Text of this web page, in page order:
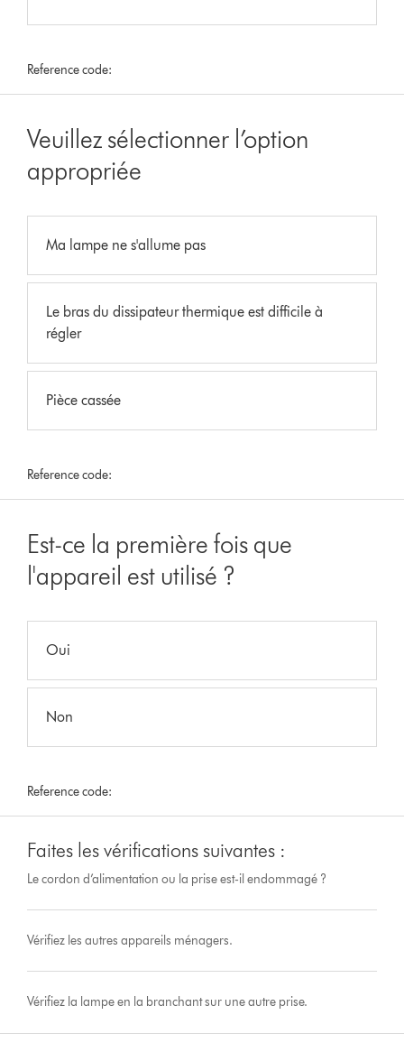
Reference code:
Veuillez sélectionner l’option
appropriée
Ma lampe ne s'allume pas
Le bras du dissipateur thermique est difficile à
régler
Pièce cassée
Reference code:
Est-ce la première fois que
l'appareil est utilisé ?
Oui
Non
Reference code:
Faites les vérifications suivantes :
Le cordon d’alimentation ou la prise est-il endommagé ?
Vérifiez les autres appareils ménagers.
Vérifiez la lampe en la branchant sur une autre prise.